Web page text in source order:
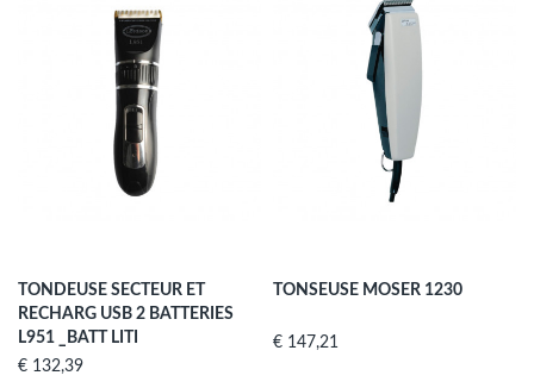
TONDEUSE SECTEUR ET
RECHARG USB 2 BATTERIES
L951 _BATT LITI
Prijs
€ 132,39
TONSEUSE MOSER 1230
Prijs
€ 147,21